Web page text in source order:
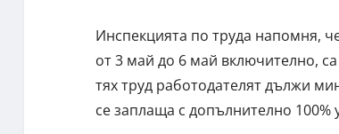
Инспекцията по труда напомня,
от 3 май до 6 май включително,
тях труд работодателят дължи
се заплаща с допълнително 100%